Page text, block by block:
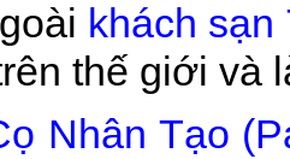
khách sạn
thế giới và
Nhân Tạo